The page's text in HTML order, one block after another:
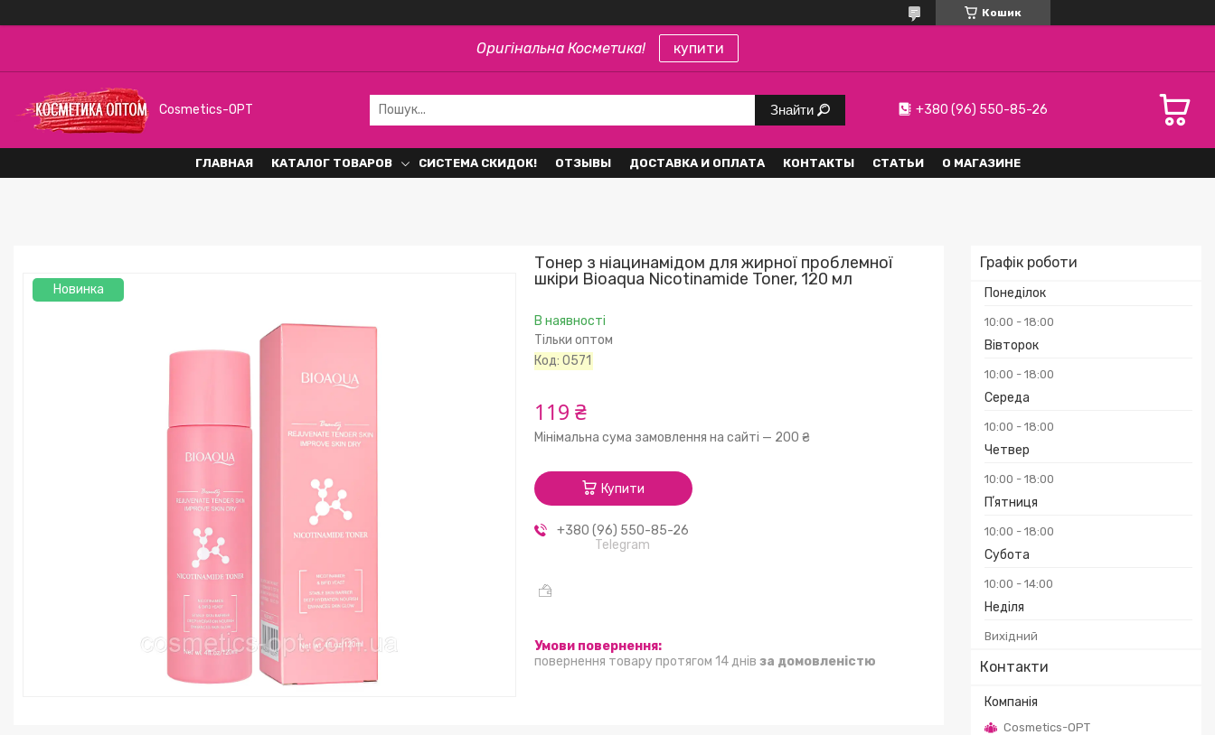
Кошик
Оригінальна Косметика! купити
Cosmetics-OPT Знайти +380 (96) 550-85-26
ГЛАВНАЯ КАТАЛОГ ТОВАРОВ СИСТЕМА СКИДОК! ОТЗЫВЫ ДОСТАВКА И ОПЛАТА КОНТАКТЫ СТАТЬИ О МАГАЗИНЕ
Графік роботи
Понеділок
10:00 18:00
Вівторок
10:00 18:00
Середа
10:00 18:00
Четвер
10:00 18:00
Пʼятниця
10:00 18:00
Субота
10:00 14:00
Неділя
Вихідний
Контакти
Cosmetics-OPT
Новинка
Тонер з ніацинамідом для жирної проблемної
шкіри Bioaqua Nicotinamide Toner, 120 мл
В наявності
Тільки оптом
Код:0571
119 ₴
Мінімальна сума замовлення на сайті — 200 ₴
Купити
+380 (96) 550-85-26
Telegram
повернення товару протягом 14 днів за домовленістю